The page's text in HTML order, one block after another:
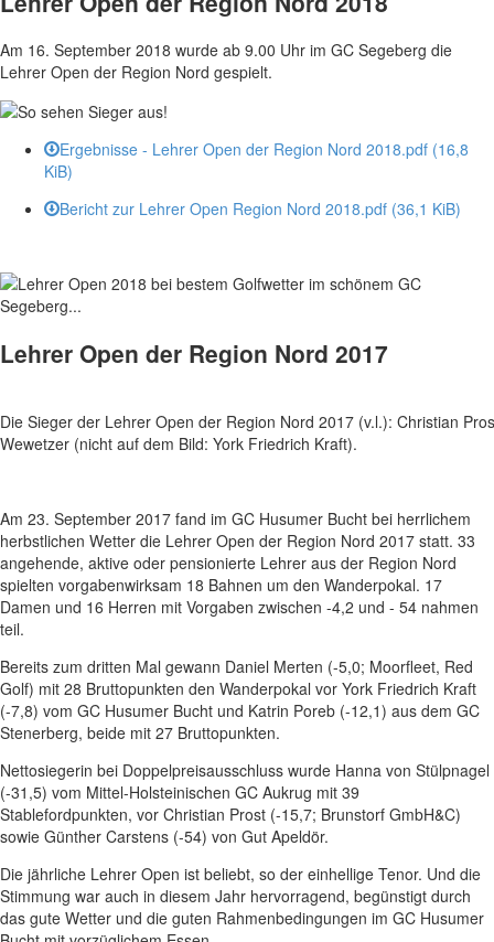
Am 16. September 2018 wurde ab 9.00 Uhr im GC Segeberg die
Lehrer Open der Region Nord gespielt.
Ergebnisse - Lehrer Open der Region Nord 2018.pdf (16,8
KiB)
Bericht zur Lehrer Open Region Nord 2018.pdf (36,1 KiB)
Lehrer Open der Region Nord 2017
Die Sieger der Lehrer Open der Region Nord 2017 (v.l.): Christian
Wewetzer (nicht auf dem Bild: York Friedrich Kraft).
Am 23. September 2017 fand im GC Husumer Bucht bei herrlichem
herbstlichen Wetter die Lehrer Open der Region Nord 2017 statt. 33
angehende, aktive oder pensionierte Lehrer aus der Region Nord
spielten vorgabenwirksam 18 Bahnen um den Wanderpokal. 17
Damen und 16 Herren mit Vorgaben zwischen -4,2 und - 54 nahmen
teil.
Bereits zum dritten Mal gewann Daniel Merten (-5,0; Moorfleet, Red
Golf) mit 28 Bruttopunkten den Wanderpokal vor York Friedrich Kraft
(-7,8) vom GC Husumer Bucht und Katrin Poreb (-12,1) aus dem GC
Stenerberg, beide mit 27 Bruttopunkten.
Nettosiegerin bei Doppelpreisausschluss wurde Hanna von Stülpnagel
(-31,5) vom Mittel-Holsteinischen GC Aukrug mit 39
Stablefordpunkten, vor Christian Prost (-15,7; Brunstorf GmbH&C)
sowie Günther Carstens (-54) von Gut Apeldör.
Die jährliche Lehrer Open ist beliebt, so der einhellige Tenor. Und die
Stimmung war auch in diesem Jahr hervorragend, begünstigt durch
das gute Wetter und die guten Rahmenbedingungen im GC Husumer